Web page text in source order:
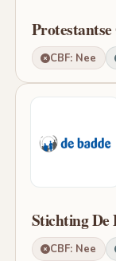
Protestantse
CBF: Nee
Stichting De
CBF: Nee